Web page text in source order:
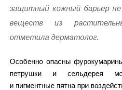
защитный кожный барьер не
веществ из
отметила дерматолог.
Особенно опасны
петрушки и сельдерея
и пигментные пятна при